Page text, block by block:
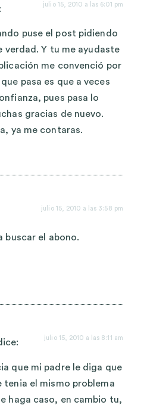
julio 15, 2010 a las 6:01 pm
puse el post pidiendo
verdad. Y tu me ayudaste
me convenció por
pasa es que a veces
pues pasa lo
gracias de nuevo.
ya me contaras.
julio 15, 2010 a las 3:58 pm
buscar el abono.
julio 15, 2010 a las 8:11 am
que mi padre le diga que
tenia el mismo problema
haga caso, en cambio tu,